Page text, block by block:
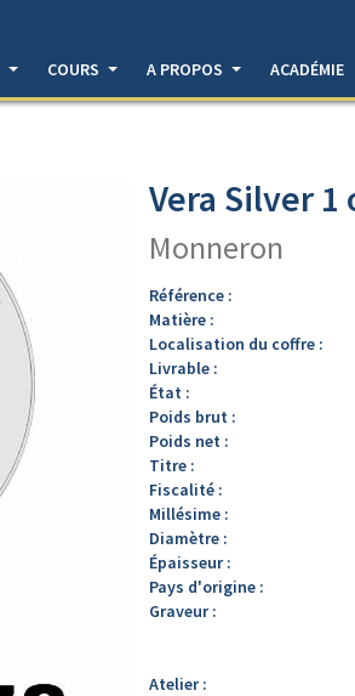
COURS A PROPOS ACADÉMIE
Vera Silver 1
Monneron
Référence :
Matière :
Localisation du coffre :
Livrable :
État :
Poids brut :
Poids net :
Titre :
Fiscalité :
Millésime :
Diamètre :
Épaisseur :
Pays d'origine :
Graveur :
Atelier :